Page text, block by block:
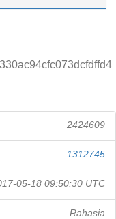
2424609
1312745
05-18 09:50:30 UTC
Rahasia